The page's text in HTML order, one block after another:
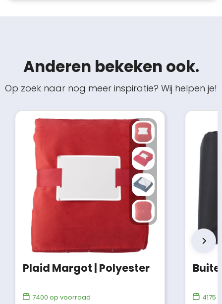
Anderen bekeken ook.
Op zoek naar nog meer inspiratie? Wij helpen je!
Plaid Margot | Polyester
7400 op voorraad
4175